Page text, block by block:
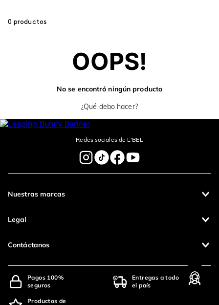
0 productos
OOPS!
No se encontró ningún producto
¿Qué debo hacer?
Redes sociales de L'BEL
Nuestras marcas
Legal
Contáctanos
Pagos 100%
seguros
Entregas a todo
el país
Productos de